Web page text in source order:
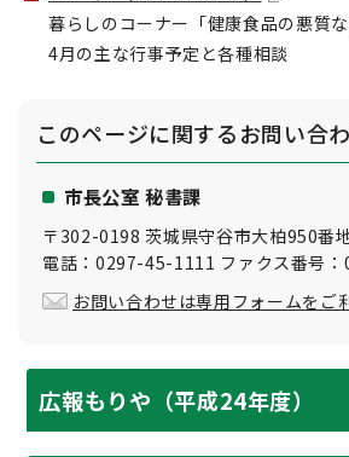
暮らしのコーナー「健康食品の悪質な
4月の主な行事予定と各種相談
このページに関するお問い合
市長公室 秘書課
〒302-0198 茨城県守谷市大柏950番
電話：0297-45-1111 ファクス番号
お問い合わせは専用フォームをご
広報もりや（平成24年度）